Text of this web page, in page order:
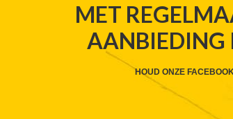
WIDGET
HEADER
MET
AANBIEDING
HOUD ONZE